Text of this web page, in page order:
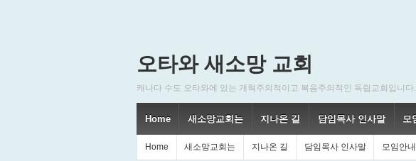
오타와 새소망 교회
캐나다 수도 오타와에 있는 개혁주의적이고 복음주의적인 독립교회입니
Home 새소망교회는 지나온 길 담임목사 인사말 모
Home 새소망교회는 지나온 길 담임목사 인사말 모임안내